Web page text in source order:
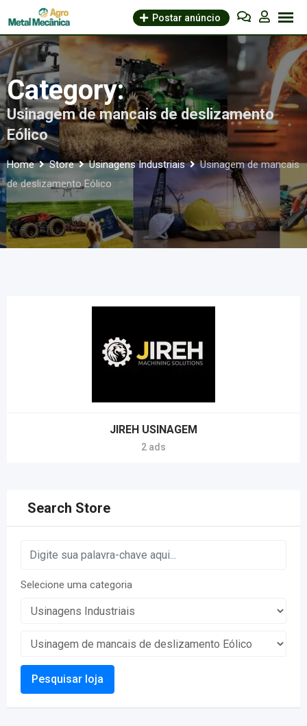
to
content
Postar anúncio
Category:
Usinagem de mancais de deslizamento
Eólico
Home Store Usinagens Industriais
Usinagem de mancais
de deslizamento Eólico
JIREH USINAGEM
2 ads
Search Store
Selecione uma categoria
Pesquisar loja